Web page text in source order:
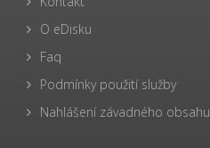
O eDisku
Faq
Podmínky použití služby
Nahlášení závadného obsahu